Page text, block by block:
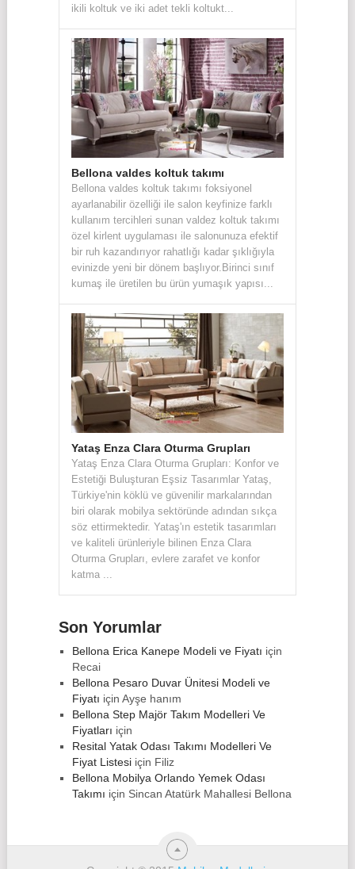
ikili koltuk ve iki adet tekli koltukt...
Bellona valdes koltuk takımı
Bellona valdes koltuk takımı foksiyonel
ayarlanabilir özelliği ile salon keyfinize farklı
kullanım tercihleri sunan valdez koltuk takımı
özel kirlent uygulaması ile salonunuza efektif
bir ruh kazandırıyor rahatlığı kadar şıklığıyla
evinizde yeni bir dönem başlıyor.Birinci sınıf
kumaş ile üretilen bu ürün yumaşık yapısı...
Yataş Enza Clara Oturma Grupları
Yataş Enza Clara Oturma Grupları: Konfor ve
Estetiği Buluşturan Eşsiz Tasarımlar Yataş,
Türkiye'nin köklü ve güvenilir markalarından
biri olarak mobilya sektöründe adından sıkça
söz ettirmektedir. Yataş'ın estetik tasarımları
ve kaliteli ürünleriyle bilinen Enza Clara
Oturma Grupları, evlere zarafet ve konfor
katma ...
Son Yorumlar
Bellona Erica Kanepe Modeli ve Fiyatı için
Recai
Bellona Pesaro Duvar Ünitesi Modeli ve
Fiyatı için Ayşe hanım
Bellona Step Majör Takım Modelleri Ve
Fiyatları için
Resital Yatak Odası Takımı Modelleri Ve
Fiyat Listesiiçin Filiz
Bellona Mobilya Orlando Yemek Odası
Takımı için Sincan Atatürk Mahallesi Bellona